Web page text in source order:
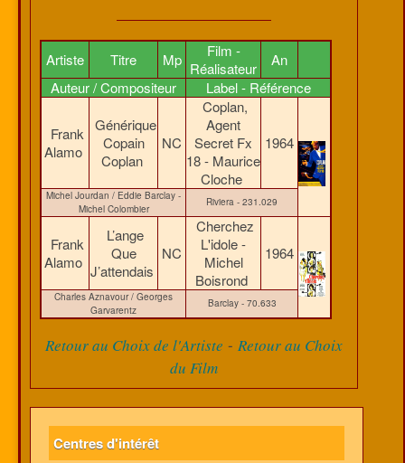
Artiste Titre Mp
Film -
Réalisateur
An
Auteur / Compositeur
Label - Référence
Frank
Alamo
Générique
Copain
Coplan
NC
Coplan,
Agent
Secret Fx
18 - Maurice
Cloche
1964
Michel Jourdan / Eddie Barclay -
Michel Colombier
Riviera - 231.029
Frank
Alamo
L’ange
Que
J’attendais
NC
Cherchez
L'idole -
Michel
Boisrond
1964
Charles Aznavour / Georges
Garvarentz
Barclay - 70.633
Retour au Choix de l'Artiste - Retour au Choix
du Film
Centres d'intérêt